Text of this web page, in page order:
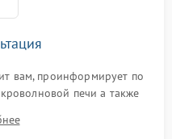
вам, проинформирует по
печи а также